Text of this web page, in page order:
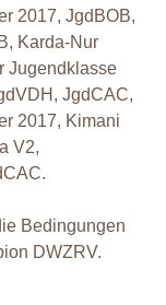
2017, JgdBOB,
Karda-Nur
Jugendklasse
JgdCAC,
2017, Kimani
V2,
Bedingungen
DWZRV.